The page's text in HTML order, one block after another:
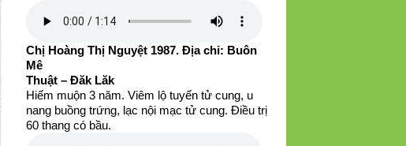
Chị Hoàng Thị Nguyệt 1987. Địa chỉ: Buôn
Mê
Thuật – Đăk Lăk
Hiếm muộn 3 năm. Viêm lộ tuyến tử cung, u
nang buồng trứng, lạc nội mạc tử cung. Điều trị
60 thang có bầu.